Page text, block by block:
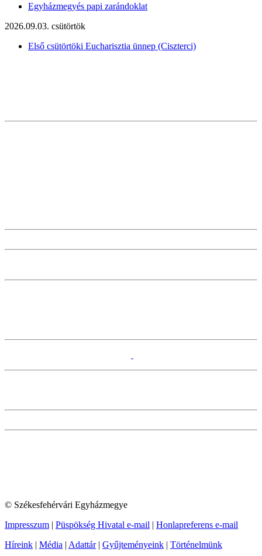
Egyházmegyés papi zarándoklat
2026.09.03. csütörtök
Első csütörtöki Eucharisztia ünnep (Ciszterci)
© Székesfehérvári Egyházmegye
Impresszum | Püspökség Hivatal e-mail | Honlapreferens e-mail
Híreink | Média | Adattár| Gyűjteményeink | Történelmünk